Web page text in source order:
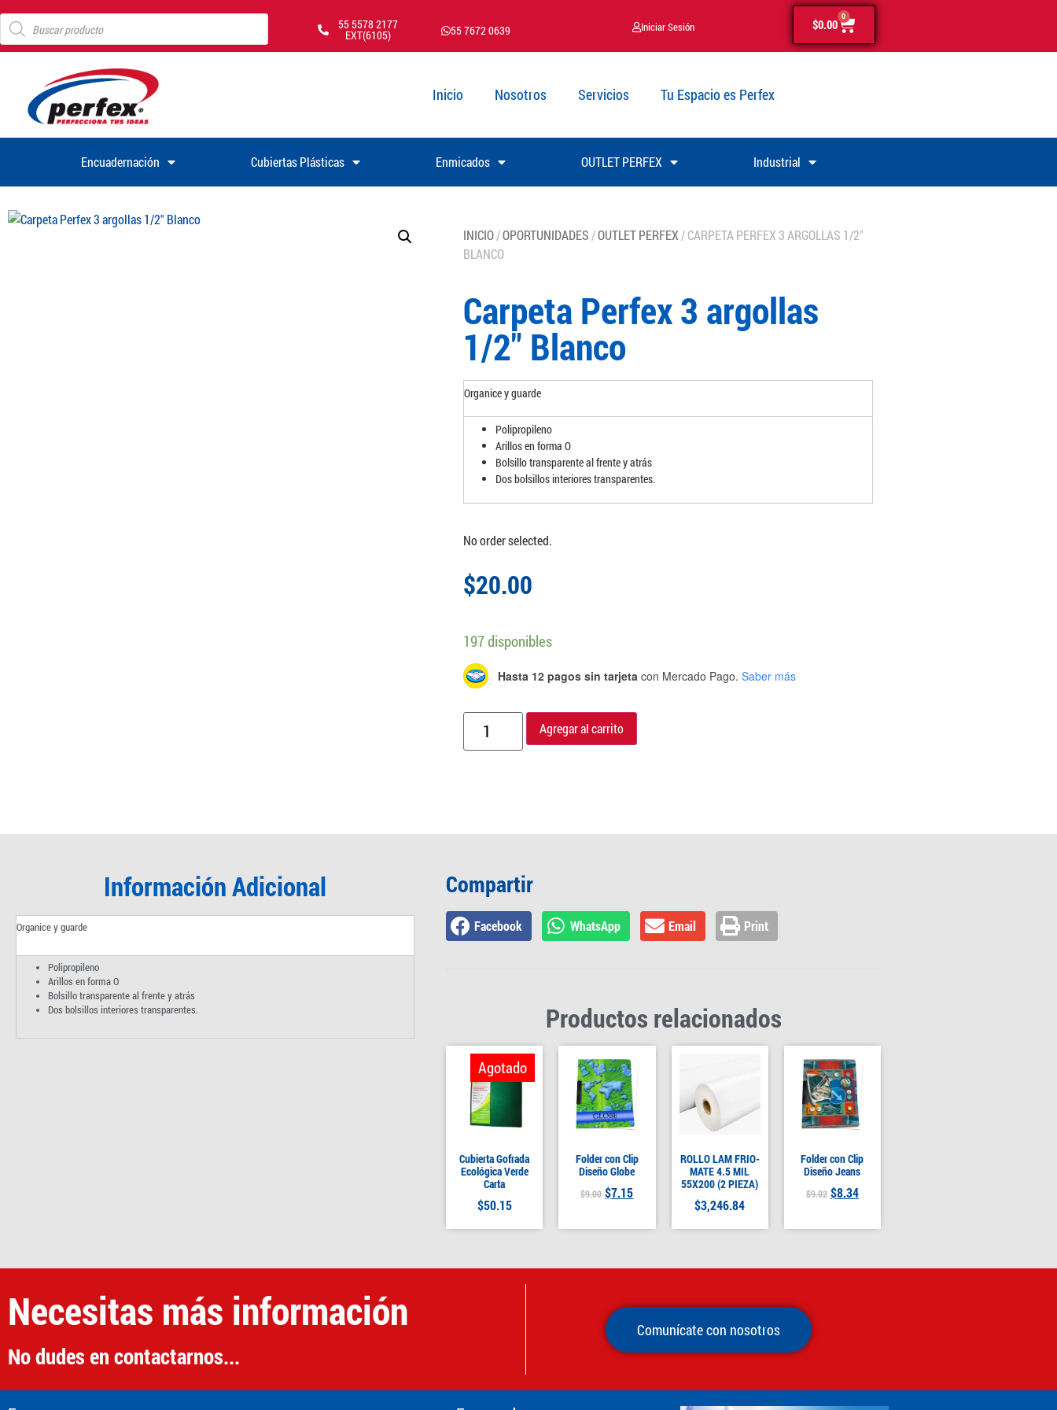
55 5578 2177
EXT(6105) 55 7672 0639 Iniciar Sesión $0.00
0
Inicio Nosotros Servicios Tu Espacio es Perfex
Encuadernación Cubiertas Plásticas Enmicados OUTLET PERFEX Industrial
INICIO/OPORTUNIDADES /OUTLET PERFEX / CARPETA PERFEX 3 ARGOLLAS 1/2″
BLANCO
Carpeta Perfex 3 argollas
1/2″ Blanco
Organice y guarde
Polipropileno
Arillos en forma O
Bolsillo transparente al frente y atrás
Dos bolsillos interiores transparentes.
No order selected.
$20.00
197 disponibles
Hasta 12 pagos sin tarjeta con Mercado Pago. Saber más
Agregar al carrito
Información Adicional
Organice y guarde
Polipropileno
Arillos en forma O
Bolsillo transparente al frente y atrás
Dos bolsillos interiores transparentes.
Compartir
Facebook WhatsApp Email Print
Productos relacionados
Cubierta Gofrada
Ecológica Verde
Carta
$50.15
Agotado
Folder con Clip
Diseño Globe
$9.00 $7.15
ROLLO LAM FRIO-
MATE 4.5 MIL
55X200 (2 PIEZA)
$3,246.84
Folder con Clip
Diseño Jeans
$9.02 $8.34
Necesitas más información
No dudes en contactarnos...
Comunícate con nosotros